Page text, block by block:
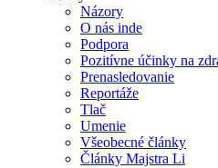
Názory
O nás inde
Podpora
Pozitívne účinky na
Prenasledovanie
Reportáže
Tlač
Umenie
Všeobecné články
Články Majstra Li